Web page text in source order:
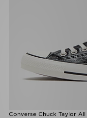
Converse Chuck Taylor